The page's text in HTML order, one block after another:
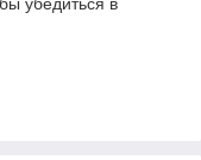
убедиться в